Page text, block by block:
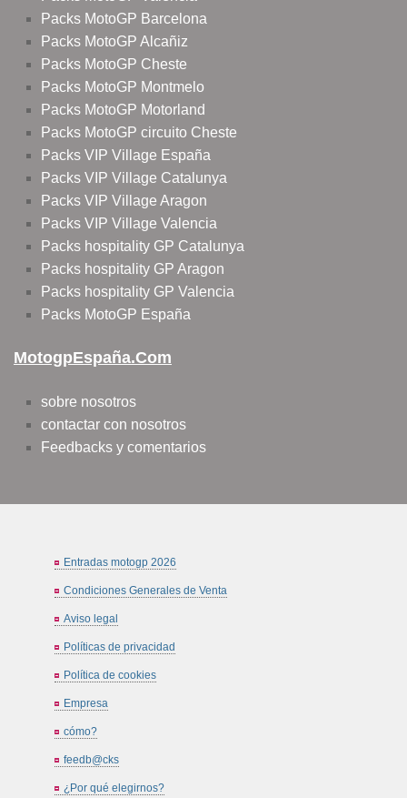
Packs MotoGP Barcelona
Packs MotoGP Alcañiz
Packs MotoGP Cheste
Packs MotoGP Montmelo
Packs MotoGP Motorland
Packs MotoGP circuito Cheste
Packs VIP Village España
Packs VIP Village Catalunya
Packs VIP Village Aragon
Packs VIP Village Valencia
Packs hospitality GP Catalunya
Packs hospitality GP Aragon
Packs hospitality GP Valencia
Packs MotoGP España
MotogpEspaña.com
sobre nosotros
contactar con nosotros
Feedbacks y comentarios
Entradas motogp 2026
Condiciones Generales de Venta
Aviso legal
Políticas de privacidad
Política de cookies
Empresa
cómo?
feedb@cks
¿Por qué elegirnos?